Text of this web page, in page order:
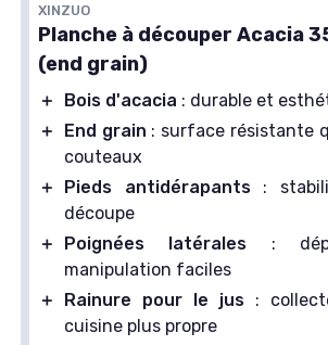
XINZUO
Planche à découper Acacia
(end grain)
＋ Bois d'acacia : durable et
＋
End grain : surface résistante
couteaux
＋
Pieds antidérapants:
découpe
＋
Poignées latérales :
manipulation faciles
＋
Rainure pour le jus :
cuisine plus propre